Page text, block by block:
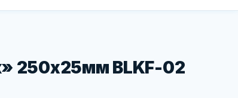
250х25мм BLKF-02